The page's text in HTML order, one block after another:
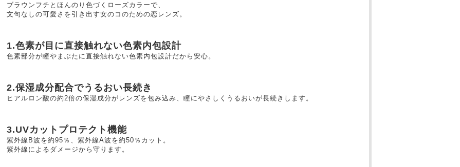
ブラウンフチとほんのり色づくローズカラーで、
文句なしの可愛さを引き出す女のコのための恋レンズ。
1.色素が目に直接触れない色素内包設計
色素部分が瞳やまぶたに直接触れない色素内包設計だから安心。
2.保湿成分配合でうるおい長続き
ヒアルロン酸の約2倍の保湿成分がレンズを包み込み、瞳にやさしくうるおいが長続きします。
3.UVカットプロテクト機能
紫外線B波を約95％、紫外線A波を約50％カット。
紫外線によるダメージから守ります。